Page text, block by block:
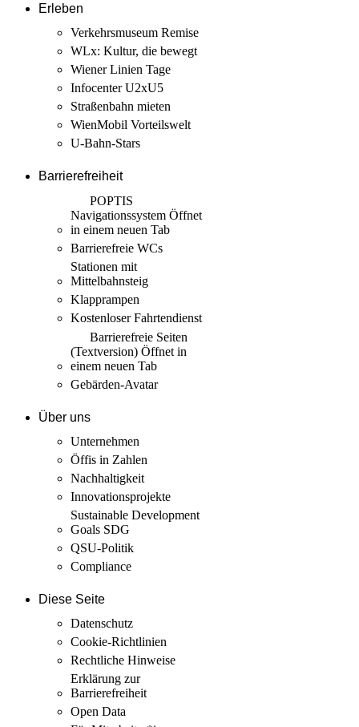
Erleben
Verkehrsmuseum Remise
WLx: Kultur, die bewegt
Wiener Linien Tage
Infocenter U2xU5
Straßenbahn mieten
WienMobil Vorteilswelt
U-Bahn-Stars
Barrierefreiheit
POPTIS
Navigationssystem Öffnet
in einem neuen Tab
Barrierefreie WCs
Stationen mit
Mittelbahnsteig
Klapprampen
Kostenloser Fahrtendienst
Barrierefreie Seiten
(Textversion) Öffnet in
einem neuen Tab
Gebärden-Avatar
Über uns
Unternehmen
Öffis in Zahlen
Nachhaltigkeit
Innovations­projekte
Sustainable Development
Goals SDG
QSU-Politik
Compliance
Diese Seite
Datenschutz
Cookie-Richtlinien
Rechtliche Hinweise
Erklärung zur
Barrierefreiheit
Open Data